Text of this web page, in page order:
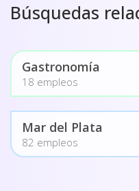
Búsquedas
Gastronomía
18 empleos
Mar del Plata
82 empleos